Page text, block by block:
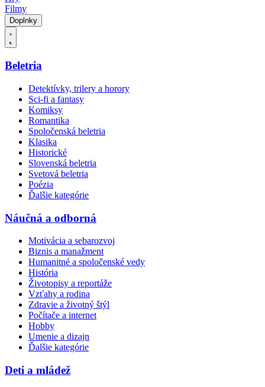
Filmy
Doplnky
Beletria
Detektívky, trilery a horory
Sci-fi a fantasy
Komiksy
Romantika
Spoločenská beletria
Klasika
Historické
Slovenská beletria
Svetová beletria
Poézia
Ďalšie kategórie
Náučná a odborná
Motivácia a sebarozvoj
Biznis a manažment
Humanitné a spoločenské vedy
História
Životopisy a reportáže
Vzťahy a rodina
Zdravie a životný štýl
Počítače a internet
Hobby
Umenie a dizajn
Ďalšie kategórie
Deti a mládež